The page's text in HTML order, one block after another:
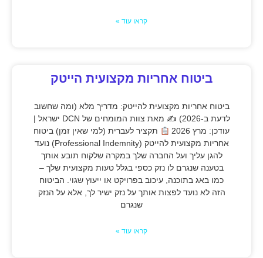
קראו עוד »
ביטוח אחריות מקצועית הייטק
ביטוח אחריות מקצועית להייטק: מדריך מלא (ומה שחשוב
לדעת ב-2026) ✍
מאת צוות המומחים של DCN ישראל |
עודכן: מרץ 2026
תקציר לעברית (למי שאין זמן) ביטוח
אחריות מקצועית להייטק (Professional Indemnity) נועד
להגן עליך ועל החברה שלך במקרה שלקוח תובע אותך
בטענה שנגרם לו נזק כספי בגלל טעות מקצועית שלך –
כמו באג בתוכנה, עיכוב בפרויקט או ייעוץ שגוי. הביטוח
הזה לא נועד לפצות אותך על נזק ישיר לך, אלא על הנזק
שנגרם
קראו עוד »